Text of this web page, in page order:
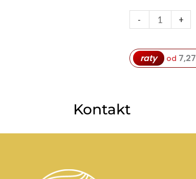
- +
raty od 7,27
Kontakt